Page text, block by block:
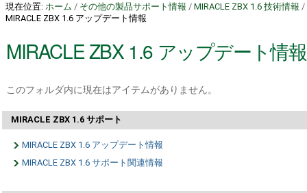
現在位置: ホーム / その他の製品サポート情報 / MIRACLE ZBX 1.6 技術情報 /
MIRACLE ZBX 1.6 アップデート情報
MIRACLE ZBX 1.6 アップデート情報
このフォルダ内に現在はアイテムがありません。
MIRACLE ZBX 1.6 サポート
MIRACLE ZBX 1.6 アップデート情報
MIRACLE ZBX 1.6 サポート関連情報